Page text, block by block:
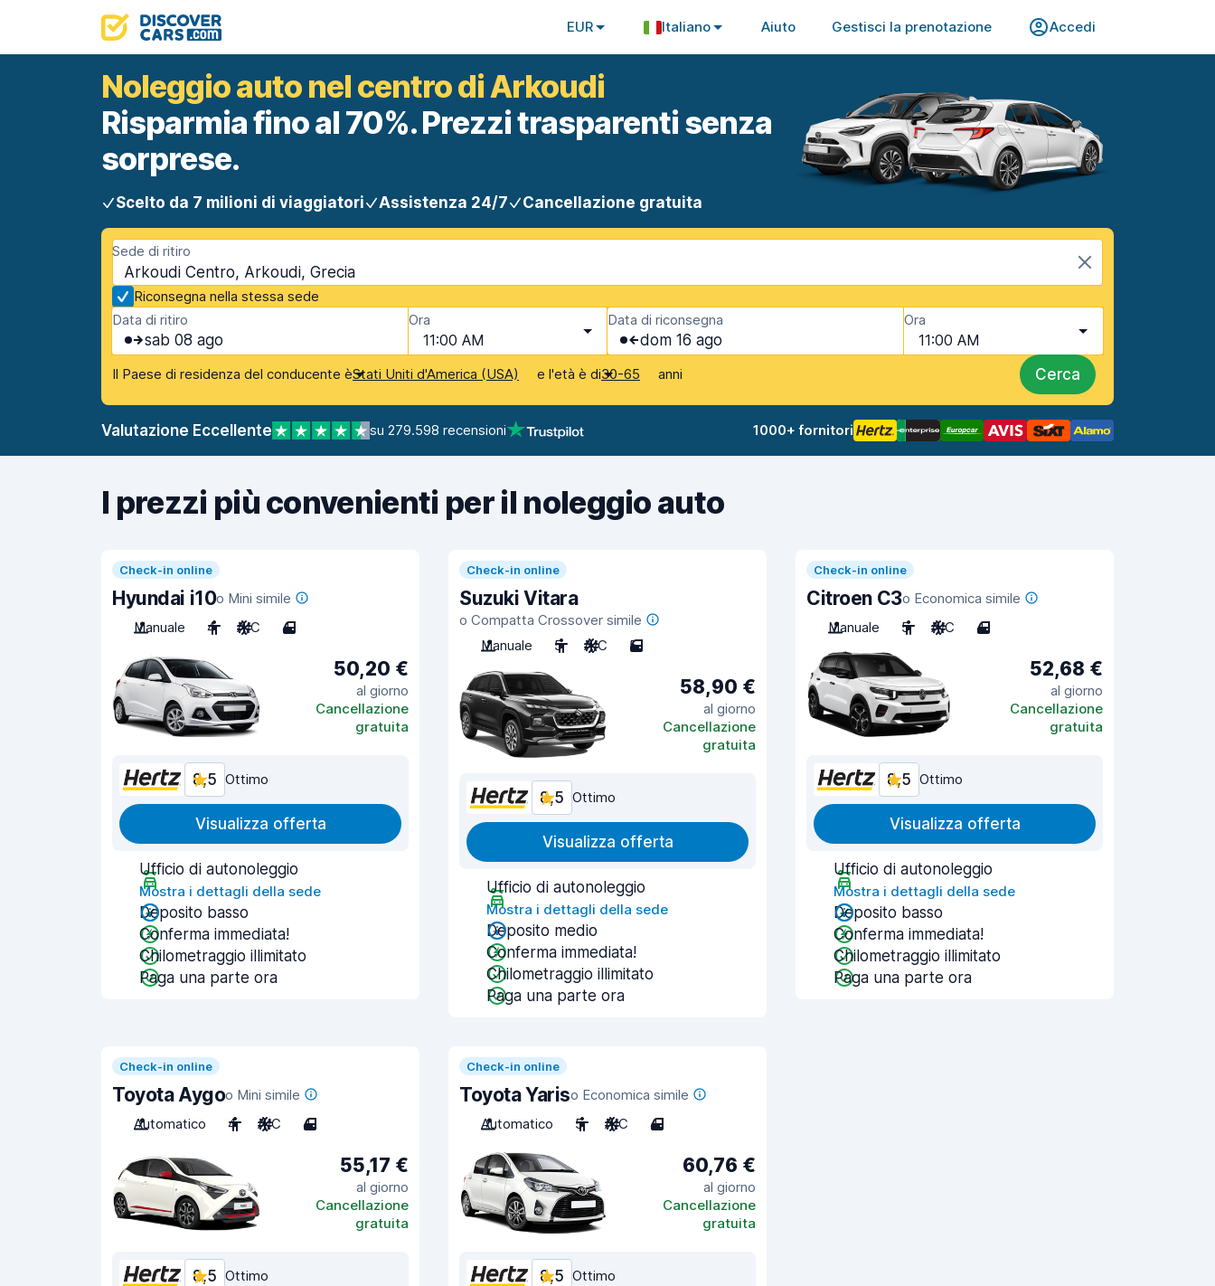
EUR Italiano Aiuto Gestisci la prenotazione Accedi
Noleggio auto nel centro di Arkoudi
Risparmia fino al 70%. Prezzi trasparenti senza
sorprese.
Scelto da 7 milioni di viaggiatori Assistenza 24/7 Cancellazione gratuita
Sede di ritiro
Arkoudi Centro, Arkoudi, Grecia
Riconsegna nella stessa sede
Data di ritiro
sab 08 ago
Ora
11:00 AM
Data di riconsegna
dom 16 ago
Ora
11:00 AM
Il Paese di residenza del conducente èStati Uniti d'America (USA) e l'età è di30-65 anni Cerca
Valutazione Eccellente su 279.598 recensioni 1000+ fornitori
I prezzi più convenienti per il noleggio auto
Check-in online
Hyundai i10o Mini simile
Manuale
4 A/C 4
50,20 €
al giorno
Cancellazione
gratuita
8,5 Ottimo
Visualizza offerta
Ufficio di autonoleggio
Mostra i dettagli della sede
Deposito basso
Conferma immediata!
Chilometraggio illimitato
Paga una parte ora
Check-in online
Suzuki Vitara
o Compatta Crossover simile
Manuale
5 A/C 5
58,90 €
al giorno
Cancellazione
gratuita
8,5 Ottimo
Visualizza offerta
Ufficio di autonoleggio
Mostra i dettagli della sede
Deposito medio
Conferma immediata!
Chilometraggio illimitato
Paga una parte ora
Check-in online
Citroen C3o Economica simile
Manuale
5 A/C 4
52,68 €
al giorno
Cancellazione
gratuita
8,5 Ottimo
Visualizza offerta
Ufficio di autonoleggio
Mostra i dettagli della sede
Deposito basso
Conferma immediata!
Chilometraggio illimitato
Paga una parte ora
Check-in online
Toyota Aygoo Mini simile
Automatico
4 A/C 4
55,17 €
al giorno
Cancellazione
gratuita
8,5 Ottimo
Check-in online
Toyota Yariso Economica simile
Automatico
5 A/C 4
60,76 €
al giorno
Cancellazione
gratuita
8,5 Ottimo